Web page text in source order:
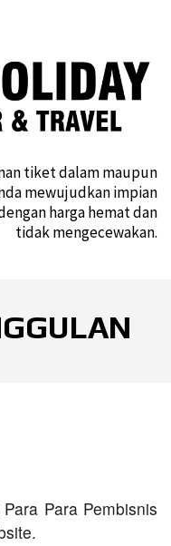
tiket dalam maupun
mewujudkan impian
harga hemat dan
tidak mengecewakan.
Para Pembisnis